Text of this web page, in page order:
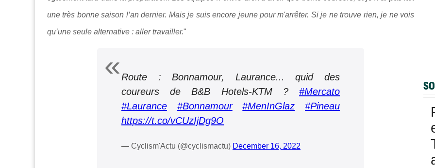
une très bonne saison l’an dernier. Mais je suis encore jeune pour m'arrêter. Si je ne trouve rien, je ne vois
qu’une seule alternative : aller travailler."
Route : Bonnamour, Laurance... quid des
coureurs de B&B Hotels-KTM ? #Mercato
#Laurance
#Bonnamour #MenInGlaz
#Pineau
https://t.co/vCUzIjDg9O
— Cyclism'Actu (@cyclismactu) December 16, 2022